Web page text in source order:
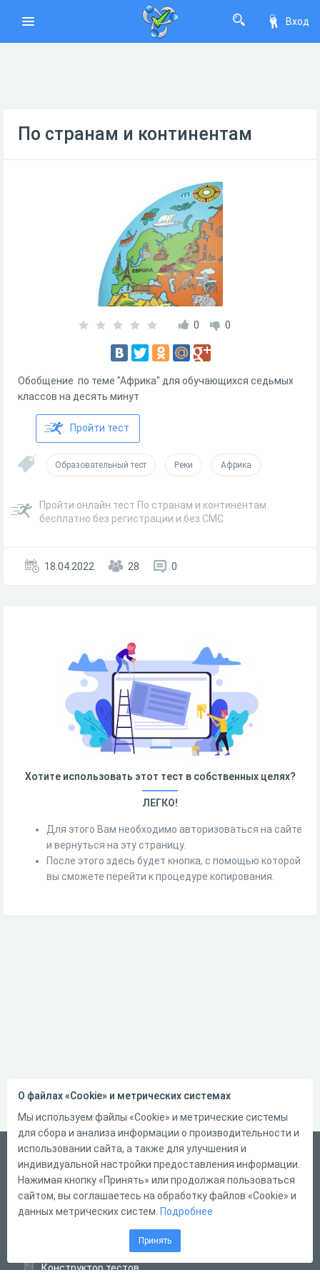
Вход
По странам и континентам
0 0
Обобщение по теме "Африка" для обучающихся седьмых
классов на десять минут
Пройти тест
Образовательный тест Реки Африка
Пройти онлайн тест По странам и континентам
бесплатно без регистрации и без СМС
18.04.2022 28 0
Хотите использовать этот тест в собственных целях?
ЛЕГКО!
Для этого Вам необходимо авторизоваться на сайте
и вернуться на эту страницу.
После этого здесь будет кнопка, с помощью которой
вы сможете перейти к процедуре копирования.
Русский
Справка
Форма обратной связи
Конструктор тестов
О файлах «Cookie» и метрических системах
Мы используем файлы «Cookie» и метрические системы
для сбора и анализа информации о производительности и
использовании сайта, а также для улучшения и
индивидуальной настройки предоставления информации.
Нажимая кнопку «Принять» или продолжая пользоваться
сайтом, вы соглашаетесь на обработку файлов «Cookie» и
данных метрических систем. Подробнее
Принять